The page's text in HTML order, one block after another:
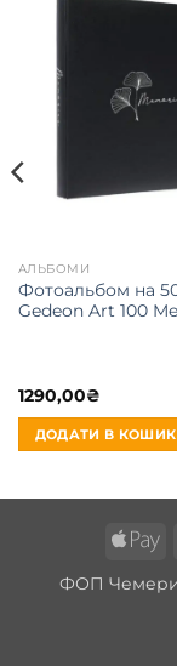
АЛЬБОМИ
Фотоальбом на
Gedeon Art 100
1290,00₴
ДОДАТИ В КОШИК
ФОП Чемерис